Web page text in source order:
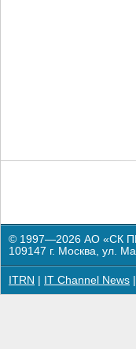
© 1997—2026 АО «СК
109147 г. Москва, ул.
ITRN IT Channel News